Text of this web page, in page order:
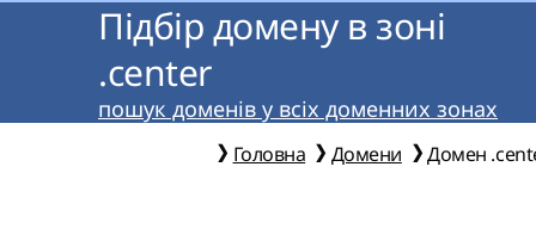
Підбір домену в зоні
.center
пошук доменів у всіх доменних зонах
Головна Домени Домен